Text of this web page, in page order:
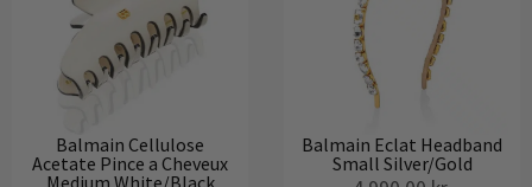
Balmain Cellulose
Acetate Pince a Cheveux
Medium White/Black
Balmain Eclat Headband
Small Silver/Gold